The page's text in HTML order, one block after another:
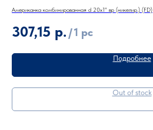
Американка комбинированная d 20х1" вр (никелир.) (FD)
307,15 р. /1 pc
Подробнее
Out of stock